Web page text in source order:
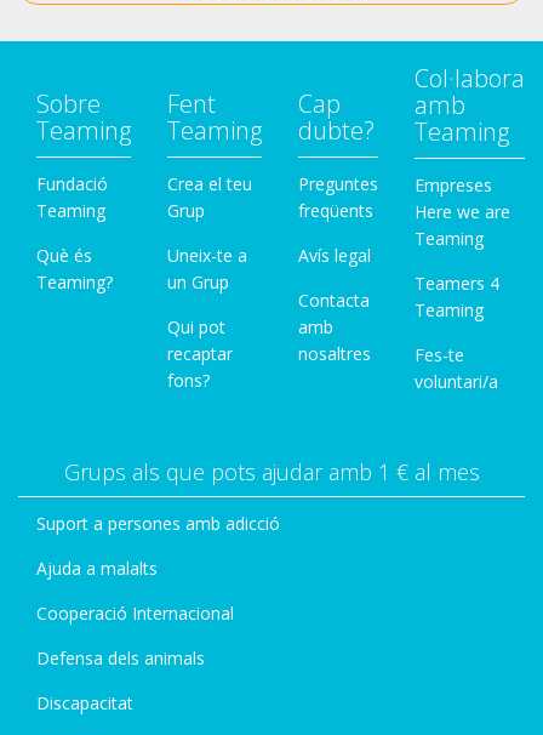
Sobre
Teaming
Fundació
Teaming
Què és
Teaming?
Fent
Teaming
Crea el teu
Grup
Uneix-te a
un Grup
Qui pot
recaptar
fons?
Cap
dubte?
Preguntes
freqüents
Avís legal
Contacta
amb
nosaltres
Col·labora
amb
Teaming
Empreses
Here we are
Teaming
Teamers 4
Teaming
Fes-te
voluntari/a
Grups als que pots ajudar amb 1 € al mes
Suport a persones amb adicció
Ajuda a malalts
Cooperació Internacional
Defensa dels animals
Discapacitat